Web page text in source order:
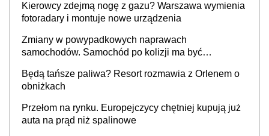
Kierowcy zdejmą nogę z gazu? Warszawa wymienia
fotoradary i montuje nowe urządzenia
Zmiany w powypadkowych naprawach
samochodów. Samochód po kolizji ma być
producenta
Będą tańsze paliwa? Resort rozmawia z Orlenem o
obniżkach
Przełom na rynku. Europejczycy chętniej kupują już
auta na prąd niż spalinowe